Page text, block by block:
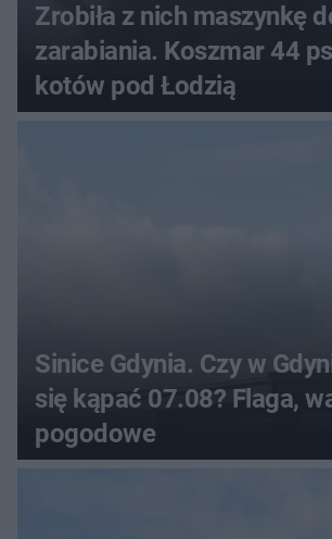
Zrobiła z nich maszynkę
zarabiania. Koszmar 44
kotów pod Łodzią
Sinice Gdynia. Czy w
się kąpać 07.08? Flaga,
pogodowe